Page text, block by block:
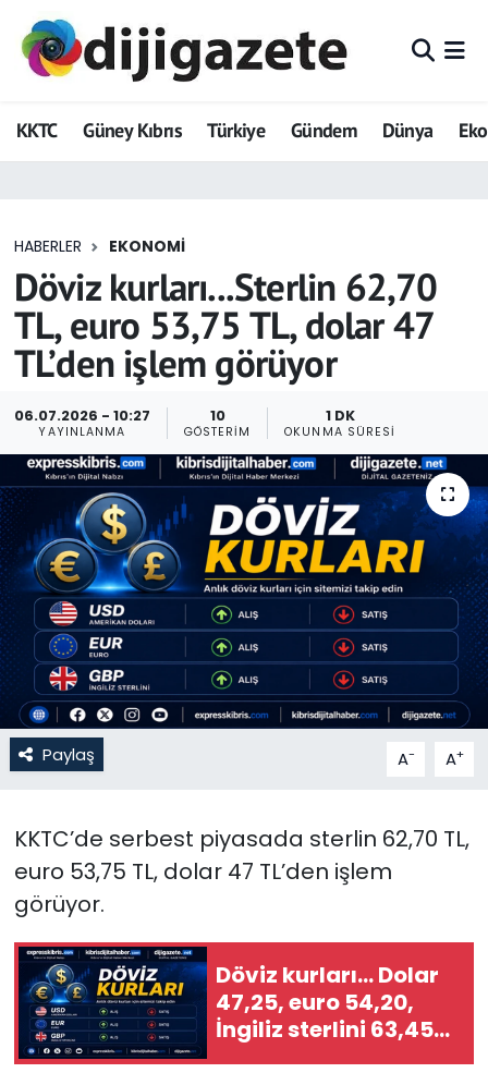
KKTC Güney Kıbrıs Türkiye Gündem Dünya
HABERLER EKONOMI
Döviz kurları...Sterlin 62,70
TL, euro 53,75 TL, dolar 47
TL’den işlem görüyor
06.07.2026 - 10:27
YAYINLANMA
10
GÖSTERIM
1 DK
OKUNMA SÜRESI
Paylaş A- A+
KKTC’de serbest piyasada sterlin 62,70 TL,
euro 53,75 TL, dolar 47 TL’den işlem
görüyor.
Döviz kurları… Dolar
47,25, euro 54,20,
İngiliz sterlini 63,45
TL
ADVERTORIAL
Dijigazete
Eğitim
Ekonomi
Foto Galeri
GEZİ
Güncel
Gündem
KKTC
KKTC YEREL SEÇİM 2018
Kültür Sanat
Magazin
Nöbetçi Eczaneler
Otomobil Dünyası
Politika
SAĞLIK
Hava Durumu
Trafik Durumu
Tüm Manşetler
Son Dakika Haberleri
Haber Arşivi